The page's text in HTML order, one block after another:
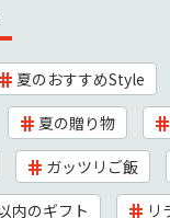
夏のおすすめStyle
夏の贈り物
ガッツリご飯
内のギフト
リ